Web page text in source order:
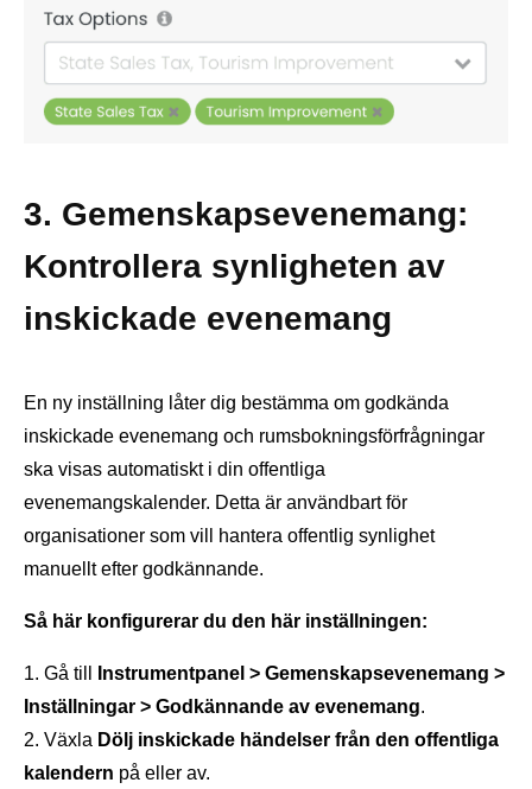
3. Gemenskapsevenemang:
Kontrollera synligheten av
inskickade evenemang
En ny inställning låter dig bestämma om godkända
inskickade evenemang och rumsbokningsförfrågningar
ska visas automatiskt i din offentliga
evenemangskalender. Detta är användbart för
organisationer som vill hantera offentlig synlighet
manuellt efter godkännande.
Så här konfigurerar du den här inställningen:
Gå till
Instrumentpanel > Gemenskapsevenemang >
Inställningar > Godkännande av evenemang.
Växla Dölj inskickade händelser från den offentliga
kalendern på eller av.